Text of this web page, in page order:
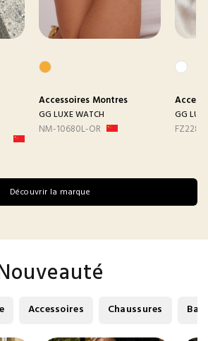
Accessoires Montres
GG LUXE WATCH
NM-10680L-OR
GG
FZ2282
Découvrir la marque
Accessoires Chaussures